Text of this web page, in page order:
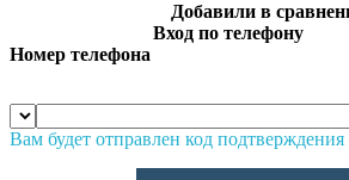
Добавили в
Вход по телефону
Номер телефона
Вам будет отправлен код подтверждения